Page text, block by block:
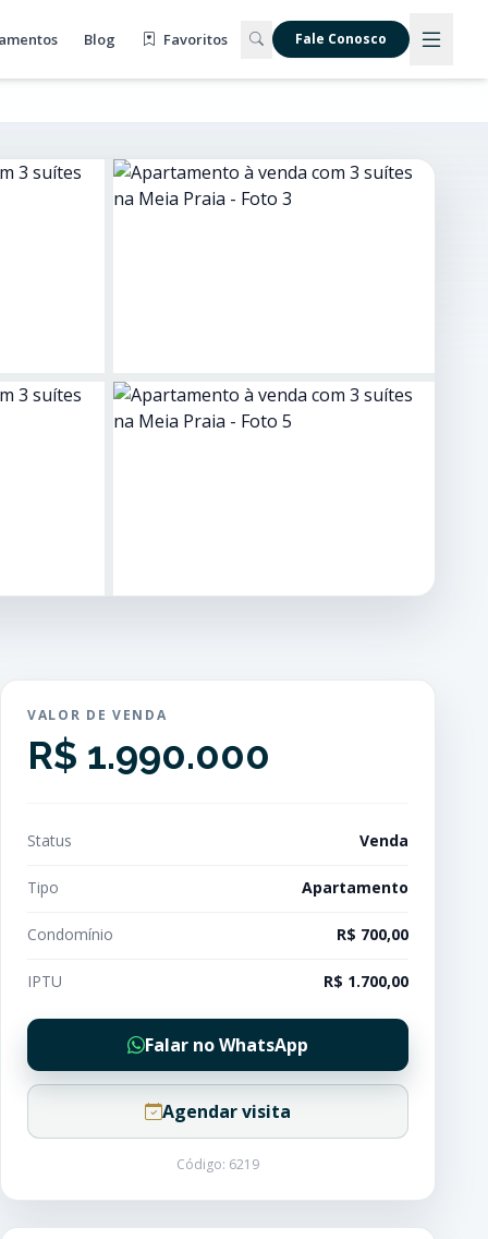
Blog Favoritos Fale Conosco
VALOR DE VENDA
R$ 1.990.000
Status Venda
Tipo Apartamento
Condomínio R$ 700,00
IPTU R$ 1.700,00
Falar no WhatsApp
Agendar visita
Código: 6219